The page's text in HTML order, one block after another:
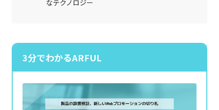
なテクノロジー
3分でわかるARFUL